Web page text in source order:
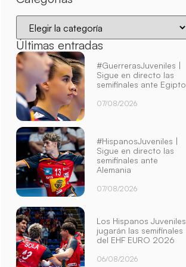
Últimas entradas
#GuerrerasJuveniles |
Sigue en directo las
semifinales ante Egipto
07/08/2026
#HispanosJuveniles |
Sigue en directo las
semifinales ante
Alemania
07/08/2026
Los Hispanos Juveniles
jugarán las semifinales
del EHF EURO 2026
06/08/2026